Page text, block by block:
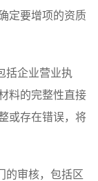
定要增项的资质
括企业营业执
料的完整性直接
或存在错误，将
的审核，包括区